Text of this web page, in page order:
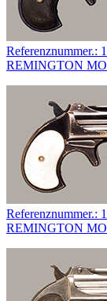
Referenznummer.:
REMINGTON
Referenznummer.:
REMINGTON